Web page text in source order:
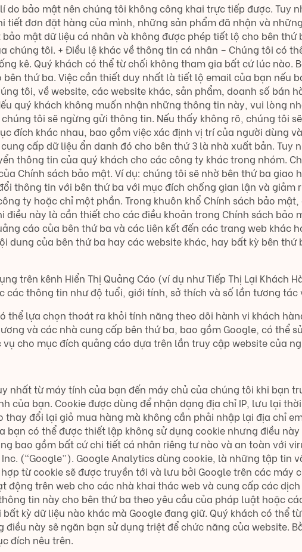
bảo mật nên chúng tôi không công khai trực tiếp được. Tuy
tiết đơn đặt hàng của mình, những sản phẩm đã nhận và
mật dữ liệu cá nhân và không được phép tiết lộ cho bên
chúng tôi. + Điều lệ khác về thông tin cá nhân – Chúng tôi có
kê. Quý khách có thể từ chối không tham gia bất cứ lúc nào.
thứ ba. Việc cần thiết duy nhất là tiết lộ email của bạn nếu
tôi, về website, các website khác, sản phẩm, doanh số bán
quý khách không muốn nhận những thông tin này, vui lòng
tôi sẽ ngừng gửi thông tin. Nếu thấy không rõ, chúng tôi
đích khác nhau, bao gồm việc xác định vị trí của người dùng
cấp dữ liệu ẩn danh đó cho bên thứ 3 là nhà xuất bản. Tuy
thông tin của quý khách cho các công ty khác trong nhóm.
Chính sách bảo mật. Ví dụ: chúng tôi sẽ nhờ bên thứ ba
thông tin với bên thứ ba với mục đích chống gian lận và giảm
ty hoặc chỉ một phần. Trong khuôn khổ Chính sách bảo
này là cần thiết cho các điều khoản trong Chính sách
cáo của bên thứ ba và các liên kết đến các trang web khác
của bên thứ ba hay các website khác, hay bất kỳ bên
trên kênh Hiển Thị Quảng Cáo (ví dụ như Tiếp Thị Lại Khách
thông tin như độ tuổi, giới tính, sở thích và số lần tương tác
lựa chọn thoát ra khỏi tính năng theo dõi hành vi khách
và các nhà cung cấp bên thứ ba, bao gồm Google, có thể
cho mục đích quảng cáo dựa trên lần truy cập website của
nhất từ máy tính của bạn đến máy chủ của chúng tôi khi bạn
bạn. Cookie được dùng để nhận dạng địa chỉ IP, lưu lại
đổi lại giỏ mua hàng mà không cần phải nhập lại địa chỉ
có thể được thiết lập không sử dụng cookie nhưng điều
bao gồm bất cứ chi tiết cá nhân riêng tư nào và an toàn với
(“Google”). Google Analytics dùng cookie, là những tập tin
từ cookie sẽ được truyền tới và lưu bởi Google trên các máy
trên web cho các nhà khai thác web và cung cấp các
tin này cho bên thứ ba theo yêu cầu của pháp luật hoặc
kỳ dữ liệu nào khác mà Google đang giữ. Quý khách có thể
này sẽ ngăn bạn sử dụng triệt để chức năng của website.
đích nêu trên.